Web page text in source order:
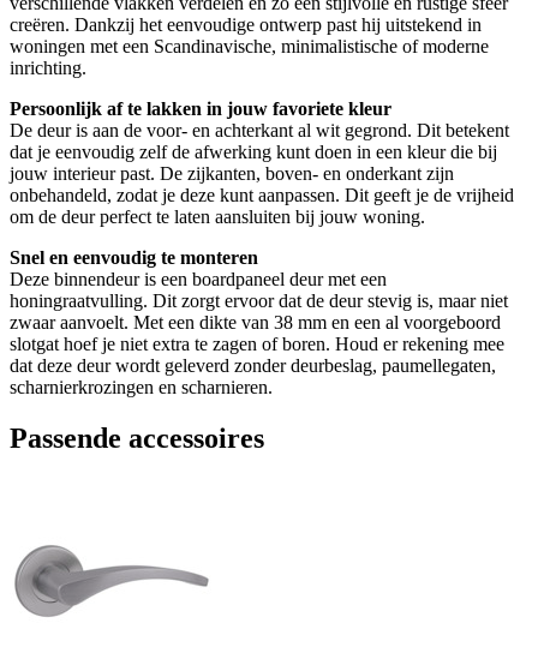
creëren. Dankzij het eenvoudige ontwerp past hij uitstekend in
woningen met een Scandinavische, minimalistische of moderne
inrichting.
Persoonlijk af te lakken in jouw favoriete kleur
De deur is aan de voor- en achterkant al wit gegrond. Dit betekent
dat je eenvoudig zelf de afwerking kunt doen in een kleur die bij
jouw interieur past. De zijkanten, boven- en onderkant zijn
onbehandeld, zodat je deze kunt aanpassen. Dit geeft je de vrijheid
om de deur perfect te laten aansluiten bij jouw woning.
Snel en eenvoudig te monteren
Deze binnendeur is een boardpaneel deur met een
honingraatvulling. Dit zorgt ervoor dat de deur stevig is, maar niet
zwaar aanvoelt. Met een dikte van 38 mm en een al voorgeboord
slotgat hoef je niet extra te zagen of boren. Houd er rekening mee
dat deze deur wordt geleverd zonder deurbeslag, paumellegaten,
scharnierkrozingen en scharnieren.
Passende accessoires